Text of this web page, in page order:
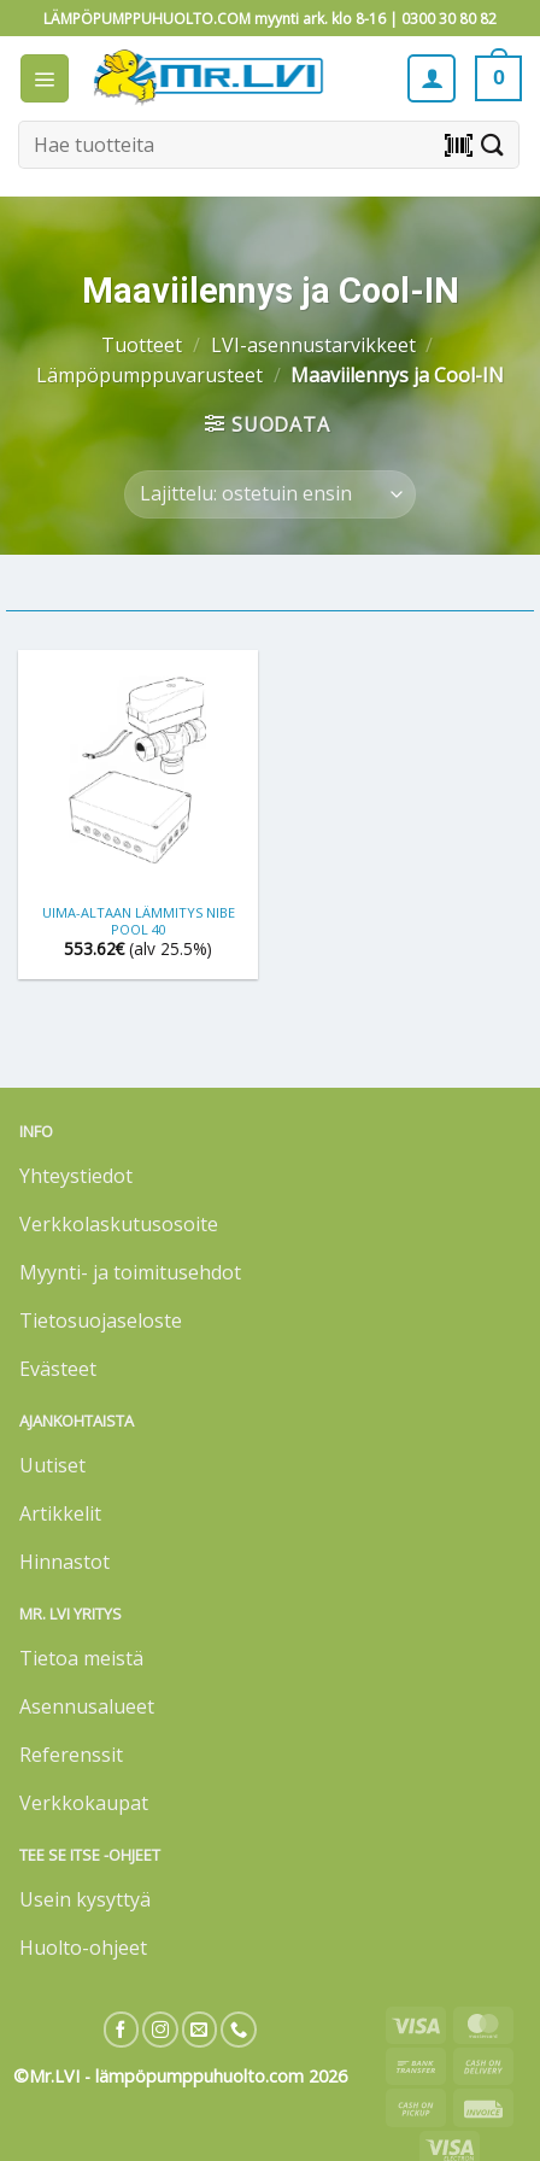
to
content
LÄMPÖPUMPPUHUOLTO.COM myynti ark. klo 8-16 | 0300 30 80 82
0
Etsi: barcode_scanner
Maaviilennys ja Cool-IN
Tuotteet / LVI-asennustarvikkeet /
Lämpöpumppuvarusteet / Maaviilennys ja Cool-IN
SUODATA
UIMA-ALTAAN LÄMMITYS NIBE
POOL 40
553.62€ (alv 25.5%)
INFO
Yhteystiedot
Verkkolaskutusosoite
Myynti- ja toimitusehdot
Tietosuojaseloste
Evästeet
AJANKOHTAISTA
Uutiset
Artikkelit
Hinnastot
MR. LVI YRITYS
Tietoa meistä
Asennusalueet
Referenssit
Verkkokaupat
TEE SE ITSE -OHJEET
Usein kysyttyä
Huolto-ohjeet
©Mr.LVI - lämpöpumppuhuolto.com 2026
Visa
Bank
Cash
Visa